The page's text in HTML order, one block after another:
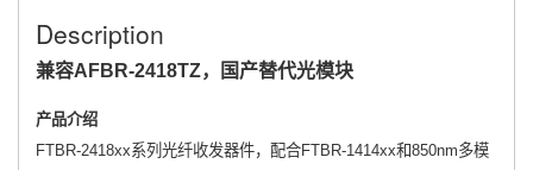
Description
兼容AFBR-2418TZ，国产替代光模块
产品介绍
FTBR-2418xx系列光纤收发器件，配合FTBR-1414xx和850nm多模